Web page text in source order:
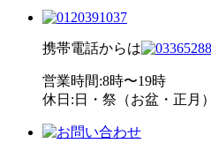
携帯電話からは
営業時間:8時〜19時
休日:日・祭（お盆・正月）